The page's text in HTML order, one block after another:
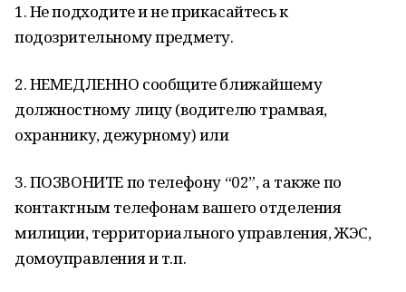
1. Не подходите и не прикасайтесь к
подозрительному предмету.
2. НЕМЕДЛЕННО сообщите ближайшему
должностному лицу (водителю трамвая,
охраннику, дежурному) или
3. ПОЗВОНИТЕ по телефону “02”, а также по
контактным телефонам вашего отделения
милиции, территориального управления, ЖЭС,
домоуправления и т.п.